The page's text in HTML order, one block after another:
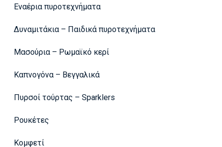
Εναέρια πυροτεχνήματα
Δυναμιτάκια – Παιδικά πυροτεχνήματα
Μασούρια – Ρωμαϊκό κερί
Καπνογόνα – Βεγγαλικά
Πυρσοί τούρτας – Sparklers
Ρουκέτες
Κομφετί